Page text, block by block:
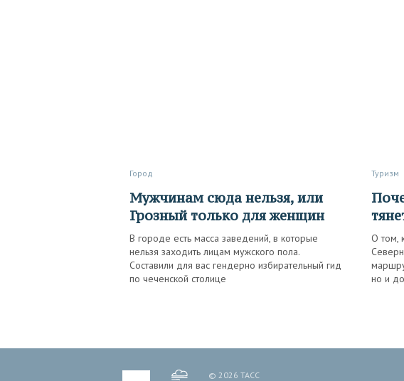
Город
Мужчинам сюда нельзя, или
Грозный только для женщин
В городе есть масса заведений, в которые
нельзя заходить лицам мужского пола.
Составили для вас гендерно избирательный гид
по чеченской столице
Туризм
Почему меня снова и снова
О том,
но и
© 2026 ТАСС